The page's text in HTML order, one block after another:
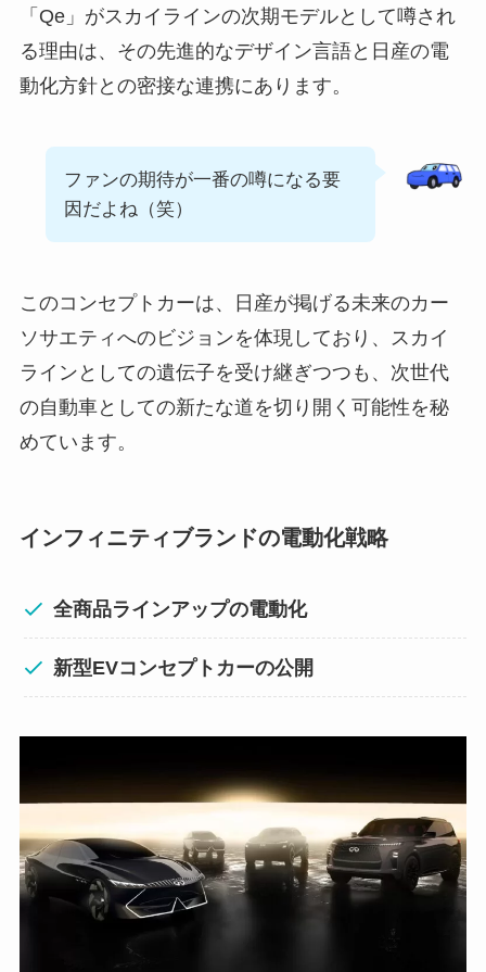
「Qe」がスカイラインの次期モデルとして噂され
る理由は、その先進的なデザイン言語と日産の電
動化方針との密接な連携にあります。
ファンの期待が一番の噂になる要
因だよね（笑）
このコンセプトカーは、日産が掲げる未来のカー
ソサエティへのビジョンを体現しており、スカイ
ラインとしての遺伝子を受け継ぎつつも、次世代
の自動車としての新たな道を切り開く可能性を秘
めています。
インフィニティブランドの電動化戦略
全商品ラインアップの電動化
新型EVコンセプトカーの公開